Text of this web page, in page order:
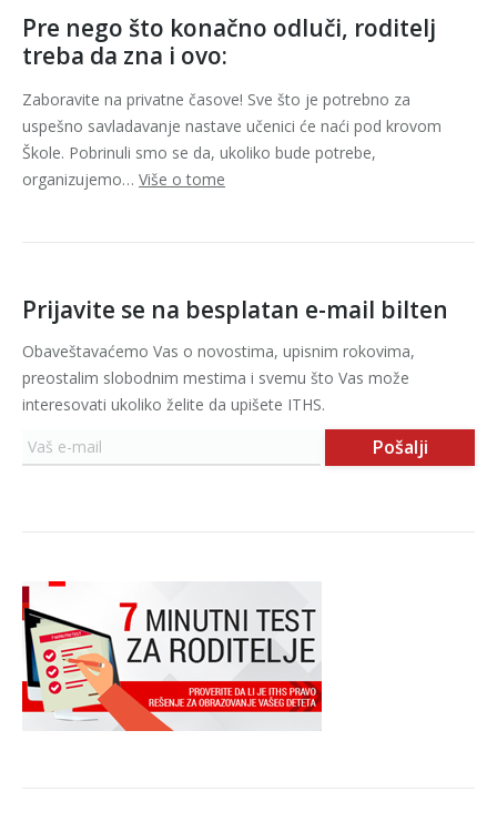
Pre nego što konačno odluči, roditelj
treba da zna i ovo:
Zaboravite na privatne časove! Sve što je potrebno za
uspešno savladavanje nastave učenici će naći pod krovom
Škole. Pobrinuli smo se da, ukoliko bude potrebe,
organizujemo… Više o tome
Prijavite se na besplatan e-mail bilten
Obaveštavaćemo Vas o novostima, upisnim rokovima,
preostalim slobodnim mestima i svemu što Vas može
interesovati ukoliko želite da upišete ITHS.